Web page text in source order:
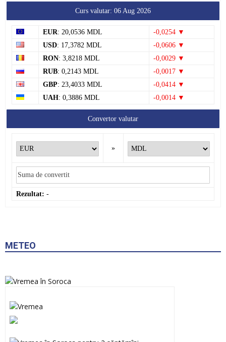
Curs valutar: 06 Aug 2026
EUR: 20,0536 MDL
-0,0254 ▼
USD: 17,3782 MDL
-0,0606 ▼
RON: 3,8218 MDL
-0,0029 ▼
RUB: 0,2143 MDL
-0,0017 ▼
GBP: 23,4033 MDL
-0,0414 ▼
UAH: 0,3886 MDL -0,0014 ▼
Convertor valutar
»
Rezultat: -
METEO